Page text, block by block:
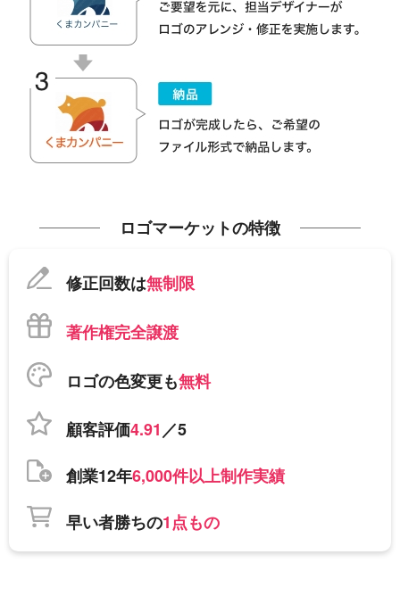
ロゴマーケットの特徴
修正回数は無制限
著作権完全譲渡
ロゴの色変更も無料
顧客評価4.91／5
創業12年6,000件以上制作実績
早い者勝ちの1点もの